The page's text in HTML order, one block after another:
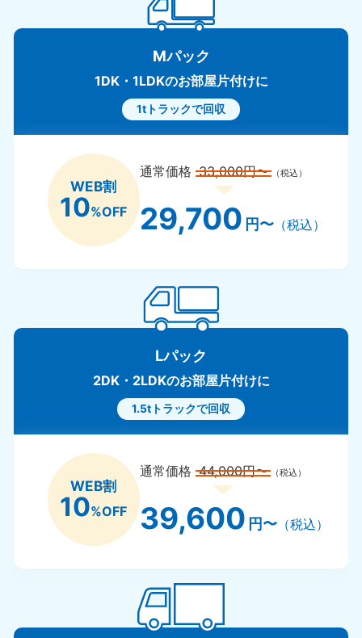
Mパック
1DK・1LDKのお部屋片付けに
1tトラックで回収
WEB割
10%OFF
通常価格33,000円〜 （税込）
29,700 円〜（税込）
Lパック
2DK・2LDKのお部屋片付けに
1.5tトラックで回収
WEB割
10%OFF
通常価格44,000円〜 （税込）
39,600 円〜（税込）